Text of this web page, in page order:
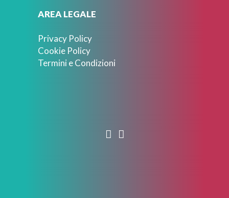
AREA LEGALE
Privacy Policy
Cookie Policy
Termini e Condizioni